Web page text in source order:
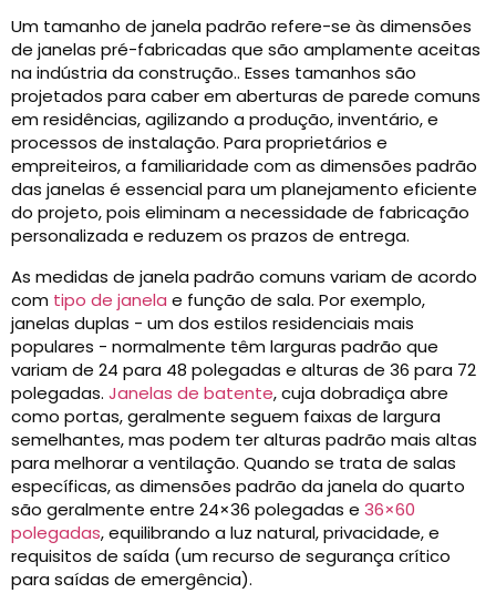
Um tamanho de janela padrão refere-se às dimensões
de janelas pré-fabricadas que são amplamente aceitas
na indústria da construção.. Esses tamanhos são
projetados para caber em aberturas de parede comuns
em residências, agilizando a produção, inventário, e
processos de instalação. Para proprietários e
empreiteiros, a familiaridade com as dimensões padrão
das janelas é essencial para um planejamento eficiente
do projeto, pois eliminam a necessidade de fabricação
personalizada e reduzem os prazos de entrega.
As medidas de janela padrão comuns variam de acordo
com tipo de janela e função de sala. Por exemplo,
janelas duplas - um dos estilos residenciais mais
populares - normalmente têm larguras padrão que
variam de 24 para 48 polegadas e alturas de 36 para 72
polegadas. Janelas de batente, cuja dobradiça abre
como portas, geralmente seguem faixas de largura
semelhantes, mas podem ter alturas padrão mais altas
para melhorar a ventilação. Quando se trata de salas
específicas, as dimensões padrão da janela do quarto
são geralmente entre 24×36 polegadas e 36×60
polegadas, equilibrando a luz natural, privacidade, e
requisitos de saída (um recurso de segurança crítico
para saídas de emergência).